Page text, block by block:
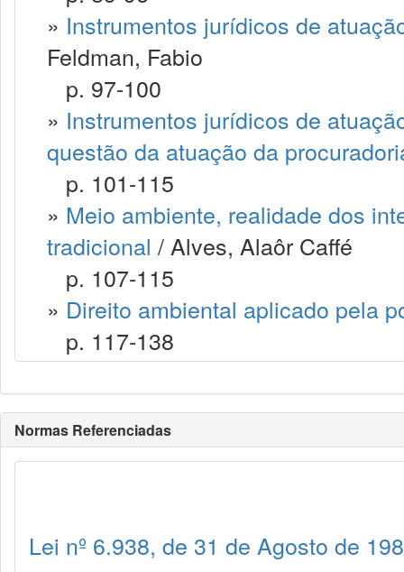
» Instrumentos jurídicos de
Feldman, Fabio
p. 97-100
» Instrumentos jurídicos de
questão da atuação da
p. 101-115
» Meio ambiente, realidade dos
tradicional / Alves, Alaôr Caffé
p. 107-115
» Direito ambiental aplicado pela
p. 117-138
Normas Referenciadas
Lei nº 6.938, de 31 de Agosto de